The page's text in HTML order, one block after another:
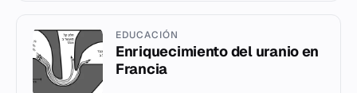
EDUCACIÓN
Enriquecimiento del uranio en
Francia